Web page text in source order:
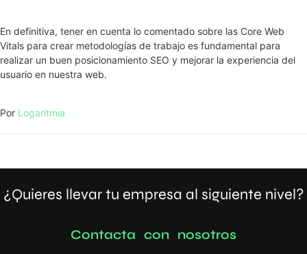
En definitiva, tener en cuenta lo comentado sobre las Core Web
Vitals para crear metodologías de trabajo es fundamental para
realizar un buen posicionamiento SEO y mejorar la experiencia del
usuario en nuestra web.
Por Logaritmia
¿Quieres llevar tu empresa al siguiente nivel?
Contacta con nosotros